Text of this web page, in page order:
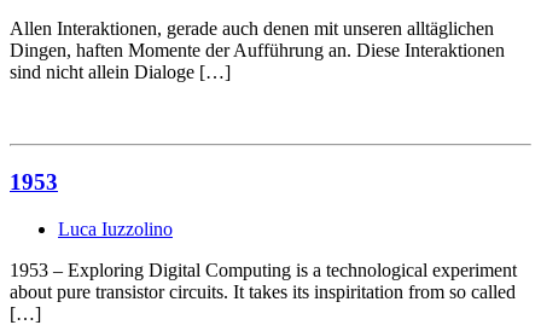
Allen Interaktionen, gerade auch denen mit unseren alltäglichen
Dingen, haften Momente der Aufführung an. Diese Interaktionen
sind nicht allein Dialoge […]
1953
Luca Iuzzolino
1953 – Exploring Digital Computing is a technological experiment
about pure transistor circuits. It takes its inspiritation from so called
[…]